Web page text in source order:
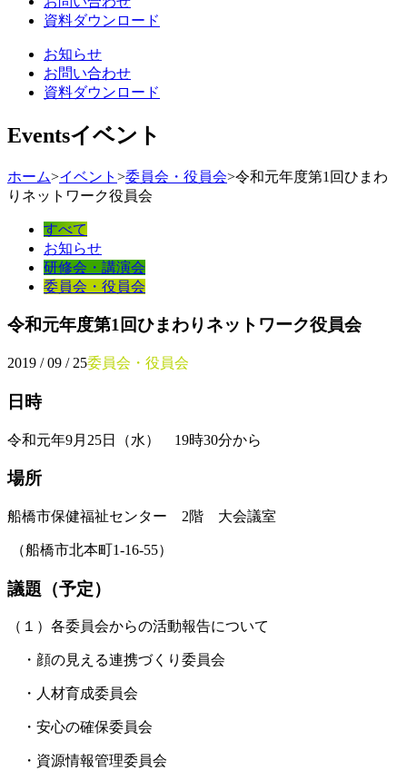
資料ダウンロード
お知らせ
お問い合わせ
資料ダウンロード
Eventsイベント
ホーム>イベント >委員会・役員会>令和元年度第1回ひまわ
りネットワーク役員会
すべて
お知らせ
研修会・講演会
委員会・役員会
令和元年度第1回ひまわりネットワーク役員会
2019 / 09 / 25委員会・役員会
日時
令和元年9月25日（水） 19時30分から
場所
船橋市保健福祉センター 2階 大会議室
（船橋市北本町1-16-55）
議題（予定）
（１）各委員会からの活動報告について
・顔の見える連携づくり委員会
・人材育成委員会
・安心の確保委員会
・資源情報管理委員会